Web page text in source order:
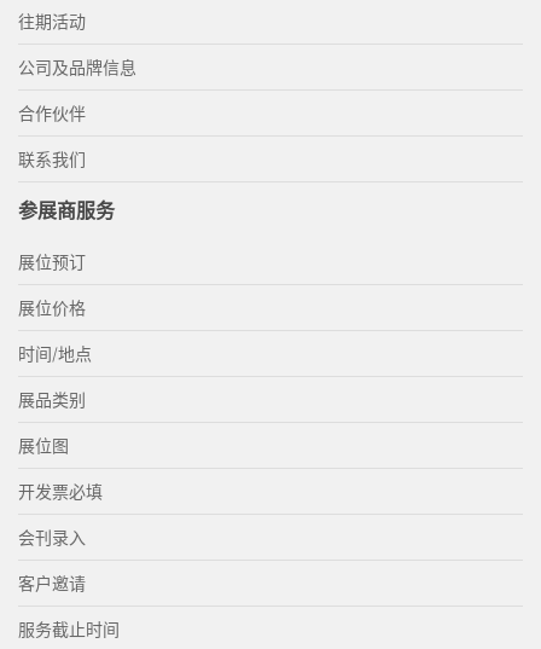
往期活动
公司及品牌信息
合作伙伴
联系我们
参展商服务
展位预订
展位价格
时间/地点
展品类别
展位图
开发票必填
会刊录入
客户邀请
服务截止时间